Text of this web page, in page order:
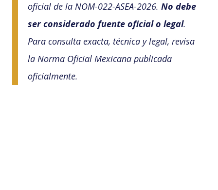
oficial de la NOM-022-ASEA-2026. No debe
ser considerado fuente oficial o legal.
Para consulta exacta, técnica y legal, revisa
la Norma Oficial Mexicana publicada
oficialmente.